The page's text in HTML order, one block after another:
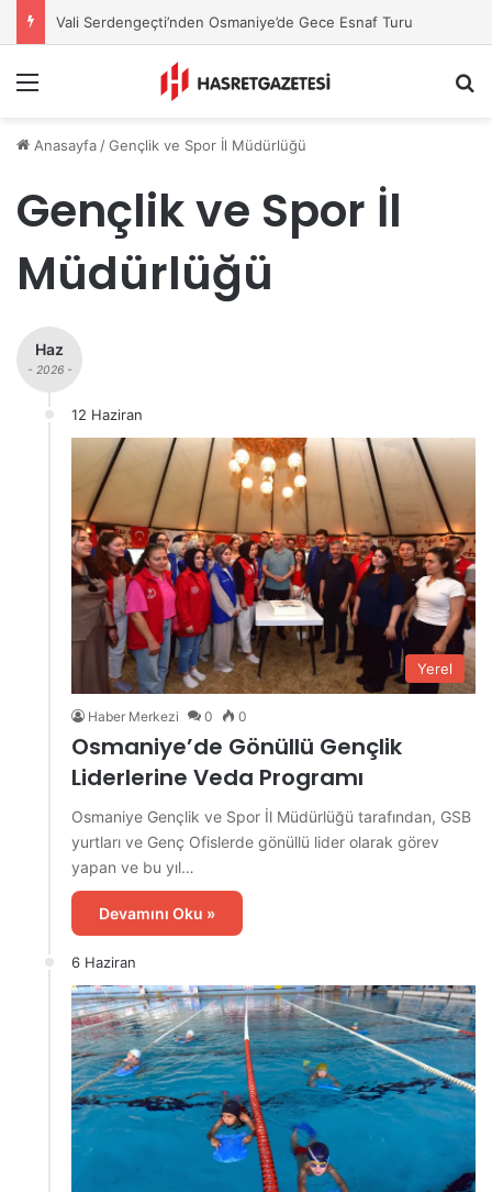
Avni Güvel, YENİ Parti Osmaniye İl Başkanı Oldu
Anasayfa /Gençlik ve Spor İl Müdürlüğü
Gençlik ve Spor İl
Müdürlüğü
Haz
- 2026 -
12 Haziran
Yerel
Haber Merkezi 0 0
Osmaniye’de Gönüllü Gençlik
Liderlerine Veda Programı
Osmaniye Gençlik ve Spor İl Müdürlüğü tarafından, GSB
yurtları ve Genç Ofislerde gönüllü lider olarak görev
yapan ve bu yıl…
Devamını Oku »
6 Haziran